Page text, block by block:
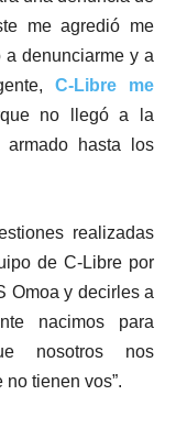
me agredió me
denunciarme y a
C-Libre me
no llegó a la
hasta los
realizadas
de C-Libre por
Omoa y decirles a
nacimos para
nosotros nos
tienen vos”.